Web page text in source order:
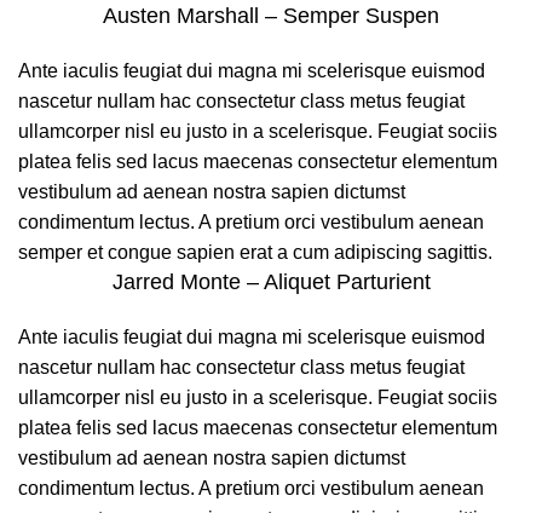
Austen Marshall – Semper Suspen
Ante iaculis feugiat dui magna mi scelerisque euismod
nascetur nullam hac consectetur class metus feugiat
ullamcorper nisl eu justo in a scelerisque. Feugiat sociis
platea felis sed lacus maecenas consectetur elementum
vestibulum ad aenean nostra sapien dictumst
condimentum lectus. A pretium orci vestibulum aenean
semper et congue sapien erat a cum adipiscing sagittis.
Jarred Monte – Aliquet Parturient
Ante iaculis feugiat dui magna mi scelerisque euismod
nascetur nullam hac consectetur class metus feugiat
ullamcorper nisl eu justo in a scelerisque. Feugiat sociis
platea felis sed lacus maecenas consectetur elementum
vestibulum ad aenean nostra sapien dictumst
condimentum lectus. A pretium orci vestibulum aenean